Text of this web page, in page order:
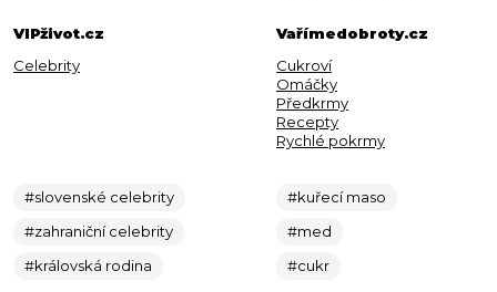
VIPživot.cz
Celebrity
#slovenské celebrity
#zahraniční celebrity
#královská rodina
Vařímedobroty.cz
Cukroví
Omáčky
Předkrmy
Recepty
Rychlé pokrmy
#kuřecí maso
#med
#cukr